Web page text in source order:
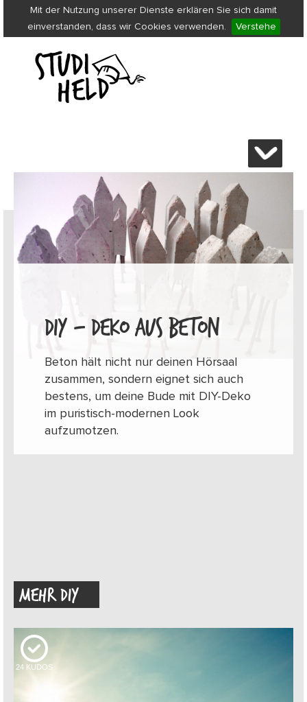
Mit der Nutzung unserer Dienste erklären Sie sich damit
einverstanden, dass wir Cookies verwenden.
Verstehe
DIY – DEKO AUS BETON
Beton hält nicht nur deinen Hörsaal
zusammen, sondern eignet sich auch
bestens, um deine Bude mit DIY-Deko
im puristisch-modernen Look
aufzumotzen.
MEHR DIY
24 KUDOS